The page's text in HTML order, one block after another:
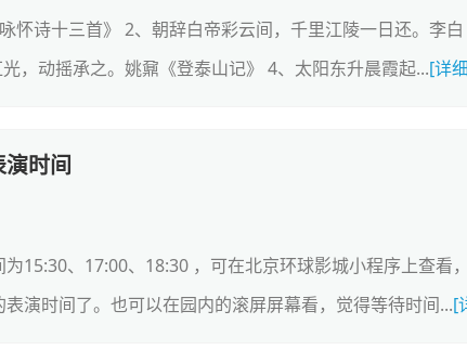
怀诗十三首》 2、朝辞白帝彩云间，千里江陵一日还。李
，动摇承之。姚鼐《登泰山记》 4、太阳东升晨霞起...[详
时间
15:30、17:00、18:30 ，可在北京环球影城小程序上查看
演时间了。也可以在园内的滚屏屏幕看，觉得等待时间...[